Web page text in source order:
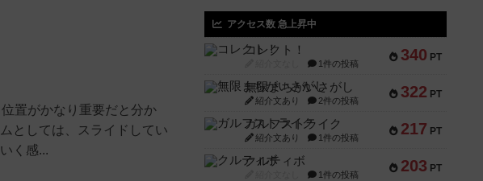
置がかなり重要だと分か
としては、スライドしてい
く感...
アクセス数 急上昇中
340 PT
コレクト！
1件の投稿
322 PT
無限まちがいさがし
紹介文あり 2件の投稿
217 PT
ガルフストライク
紹介文あり 1件の投稿
203 PT
クルティボ
1件の投稿